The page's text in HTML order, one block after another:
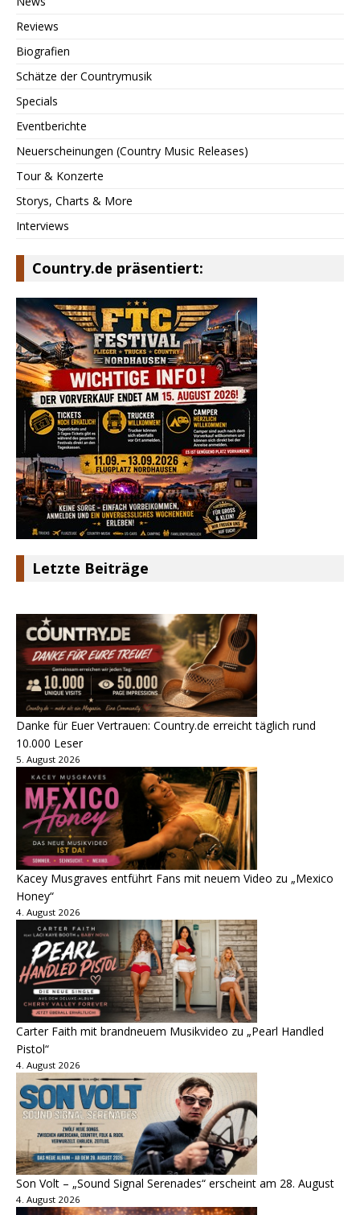
Reviews
Biografien
Schätze der Countrymusik
Specials
Eventberichte
Neuerscheinungen (Country Music Releases)
Tour & Konzerte
Storys, Charts & More
Interviews
Country.de präsentiert:
Letzte Beiträge
Danke für Euer Vertrauen: Country.de erreicht täglich rund
10.000 Leser
5. August 2026
Kacey Musgraves entführt Fans mit neuem Video zu „Mexico
Honey“
4. August 2026
Carter Faith mit brandneuem Musikvideo zu „Pearl Handled
Pistol“
4. August 2026
Son Volt – „Sound Signal Serenades“ erscheint am 28. August
4. August 2026